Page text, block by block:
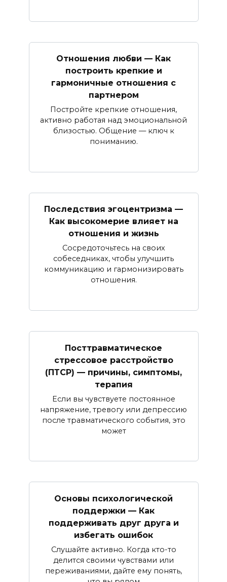
Отношения любви — Как
построить крепкие и
гармоничные отношения с
партнером
Постройте крепкие отношения,
активно работая над эмоциональной
близостью. Общение — ключ к
пониманию.
Последствия эгоцентризма —
Как высокомерие влияет на
отношения и жизнь
Сосредоточьтесь на своих
собеседниках, чтобы улучшить
коммуникацию и гармонизировать
отношения.
Посттравматическое
стрессовое расстройство
(ПТСР) — причины, симптомы,
терапия
Если вы чувствуете постоянное
напряжение, тревогу или депрессию
после травматического события, это
может
Основы психологической
поддержки — Как
поддерживать друг друга и
избегать ошибок
Слушайте активно. Когда кто-то
делится своими чувствами или
переживаниями, дайте ему понять,